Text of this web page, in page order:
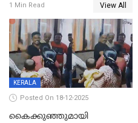
നടുക്കുന്ന സംഭവം
വാളയാറിൽ
1 Min Read View All
KERALA
Posted On 18-12-2025
കൈക്കുഞ്ഞുമായി